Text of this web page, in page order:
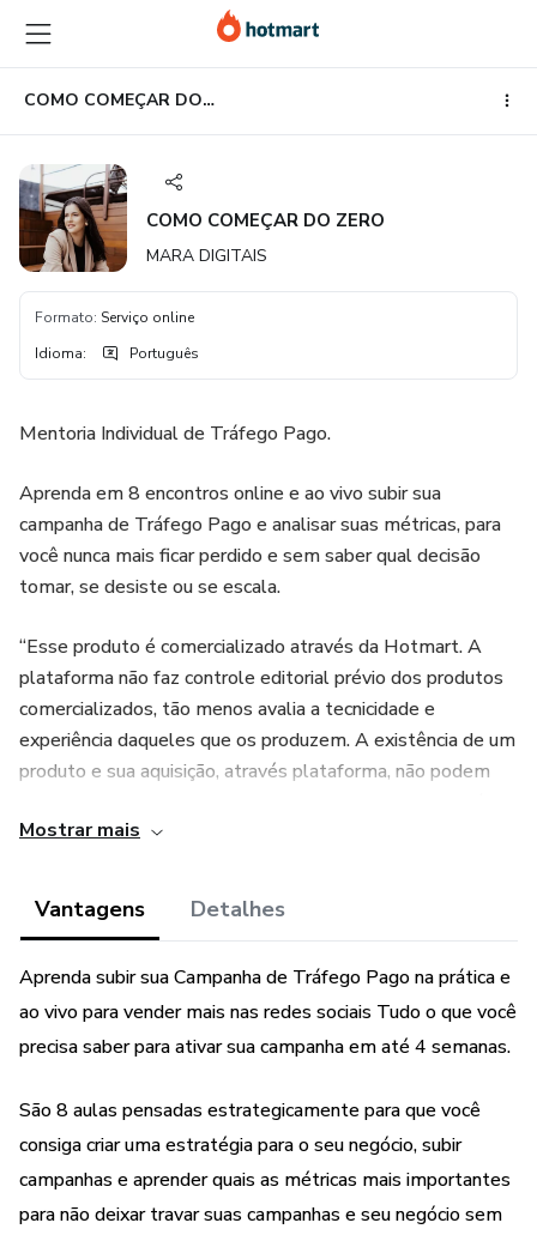
para
o
conteúdo
principal
para
o
pagamento
para
o
rodapé
COMO COMEÇAR DO ZERO
COMO COMEÇAR DO ZERO
MARA DIGITAIS
Formato: Serviço online
Idioma: Português
Mentoria Individual de Tráfego Pago.
Aprenda em 8 encontros online e ao vivo subir sua
campanha de Tráfego Pago e analisar suas métricas, para
você nunca mais ficar perdido e sem saber qual decisão
tomar, se desiste ou se escala.
“Esse produto é comercializado através da Hotmart. A
plataforma não faz controle editorial prévio dos produtos
comercializados, tão menos avalia a tecnicidade e
experiência daqueles que os produzem. A existência de um
produto e sua aquisição, através plataforma, não podem
e resultado, em qualquer hipótese. Ao adquiri-lo, o
termos e políticas da Hotmart podem ser acessados aqui,
antes mesmo da conclusão da compra."
Mostrar mais
Vantagens Detalhes
Aprenda subir sua Campanha de Tráfego Pago na prática e
ao vivo para vender mais nas redes sociais Tudo o que você
precisa saber para ativar sua campanha em até 4 semanas.
São 8 aulas pensadas estrategicamente para que você
consiga criar uma estratégia para o seu negócio, subir
campanhas e aprender quais as métricas mais importantes
para não deixar travar suas campanhas e seu negócio sem